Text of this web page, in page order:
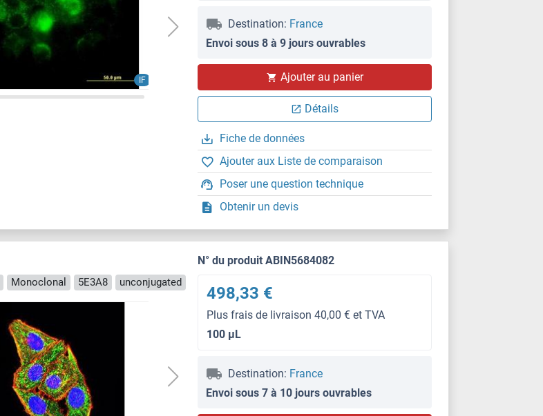
IF
ELISA
Destination: France
Envoi sous 8 à 9 jours ouvrables
Ajouter au panier
Détails
Fiche de données
Ajouter aux Liste de comparaison
Poser une question technique
Obtenir un devis
Monoclonal 5E3A8 unconjugated
N° du produit ABIN5684082
498,33 €
Plus frais de livraison 40,00 € et TVA
100 μL
Destination: France
Envoi sous 7 à 10 jours ouvrables